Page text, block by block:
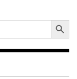
Search Button